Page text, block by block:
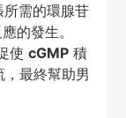
需的環腺苷
的發生。
使 cGMP積
最終幫助男